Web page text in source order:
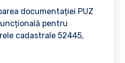
documentației PUZ
pentru
cadastrale 52445,